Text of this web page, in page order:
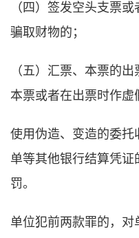
（四）签发空头支票
骗取财物的；
（五）汇票、本票的
本票或者在出票时作
使用伪造、变造的委
单等其他银行结算凭
罚。
单位犯前两款罪的，